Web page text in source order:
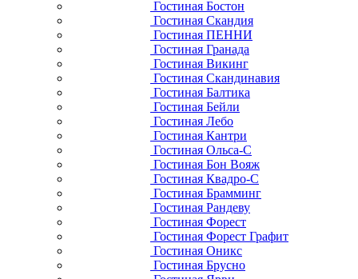
Гостиная Бостон
Гостиная Скандия
Гостиная ПЕННИ
Гостиная Гранада
Гостиная Викинг
Гостиная Скандинавия
Гостиная Балтика
Гостиная Бейли
Гостиная Лебо
Гостиная Кантри
Гостиная Ольса-С
Гостиная Бон Вояж
Гостиная Квадро-С
Гостиная Брамминг
Гостиная Рандеву
Гостиная Форест
Гостиная Форест Графит
Гостиная Оникс
Гостиная Брусно